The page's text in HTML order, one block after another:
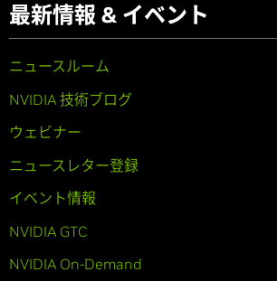
最新情報 & イベント
ニュースルーム
NVIDIA 技術ブログ
ウェビナー
ニュースレター登録
イベント情報
NVIDIA GTC
NVIDIA On-Demand